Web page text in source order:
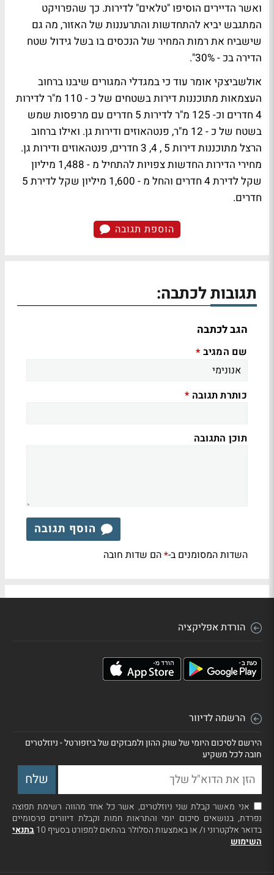
ואשר הדיירים הוסיפו "טלאים" לדירות. כך שהפרויקט
המתגבש יביא להתחדשות והתרעננות של האזור, מה גם
שישביח את רמות המחיר של הנכסים בו בשל גידול שטח
הדירה בכ - 30%".
אולשביצקי אומר עוד כי במגדלי המגורים שיבנו ברחוב
העצמאות מתוכננות דירות בשטחים של כ - 110 מ"ר לדירות
4 חדרים וכ- 125 מ"ר לדירות 5 חדרים עם מרפסות שמש
בשטח של כ - 12 מ"ר, פנטהאוזים ודירות גן. ואילו ברחוב
הרצל מתוכננות דירות 5 , 4, 3 חדרים, פנטהאוזים ודירות גן.
מחירי הדירות החדשות צפויות להתחיל מ - 1,488 מיליון
שקל לדירת 4 חדרים והחל מ - 1,600 מיליון שקל לדירת 5
חדרים.
הוספת תגובה
תגובות לכתבה:
הגב לכתבה
שם המגיב *
כותרת תגובה *
תוכן התגובה
הוסף תגובה
השדות המסומנים ב-*הם שדות חובה
הורדת אפליקציה
הרשמה לדיוור
הירשם לסיכום היומי של שוק ההון ולמבזקים של ביזפורטל - ניוזלטרים
חובה לכל משקיע
אני מאשר קבלת שני ניוזלטרים, אשר כל אחד מהווה רשימת תפוצה
נפרדת, בנושאים סיכום יומי והתראות חמות וקבלת דיוורים פרסומיים
בדואר אלקטרוני ו/ או באמצעות הסלולר בהתאם למפורט בסעיף 10
בתנאי
השימוש